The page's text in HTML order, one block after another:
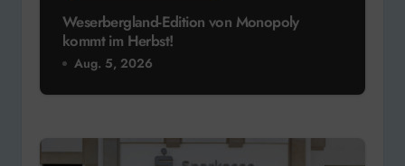
Weserbergland-Edition von Monopoly
kommt im Herbst!
Aug. 5, 2026